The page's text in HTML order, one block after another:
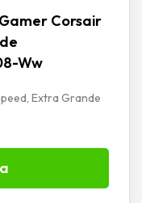
Corsair
Ww
Extra Grande